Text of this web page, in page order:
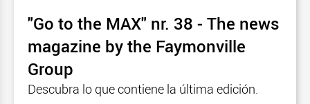
"Go to the MAX" nr. 38 - The news
magazine by the Faymonville
Group
Descubra lo que contiene la última edición.